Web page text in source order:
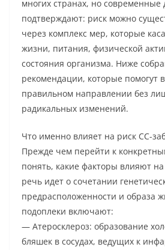
многих странах, но современные
подтверждают: риск можно
через комплекс мер, которые
жизни, питания, физической
состояния организма. Ниже
рекомендации, которые помогут
правильном направлении без
радикальных изменений.
Что именно влияет на риск СС-
Прежде чем перейти к
понять, какие факторы влияют
речь идет о сочетании
предрасположенности и образа
подоплеки включают:
— Атеросклероз: образование
бляшек в сосудах, ведущих к